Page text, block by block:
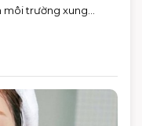
môi trường xung
cầu được tổ chức